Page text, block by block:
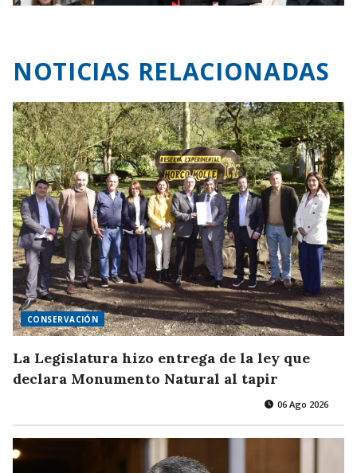
NOTICIAS RELACIONADAS
CONSERVACIÓN
La Legislatura hizo entrega de la ley que
declara Monumento Natural al tapir
06 Ago 2026